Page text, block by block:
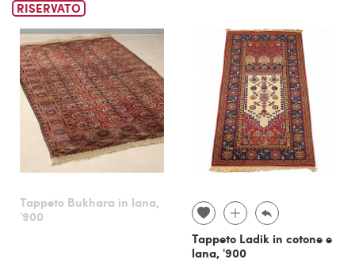
RISERVATO
Tappeto Bukhara in lana,
'900
Tappeto Ladik in cotone e
lana, '900